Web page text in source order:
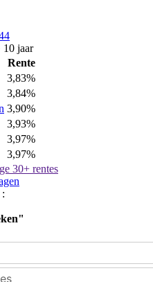
jaar
Rente
3,83%
3,84%
3,90%
3,93%
3,97%
3,97%
30+ rentes